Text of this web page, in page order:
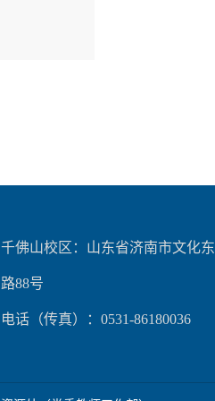
千佛山校区：山东省济南市文化东
路88号
电话（传真）：0531-86180036